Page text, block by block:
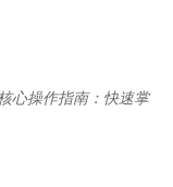
心操作指南：快速掌